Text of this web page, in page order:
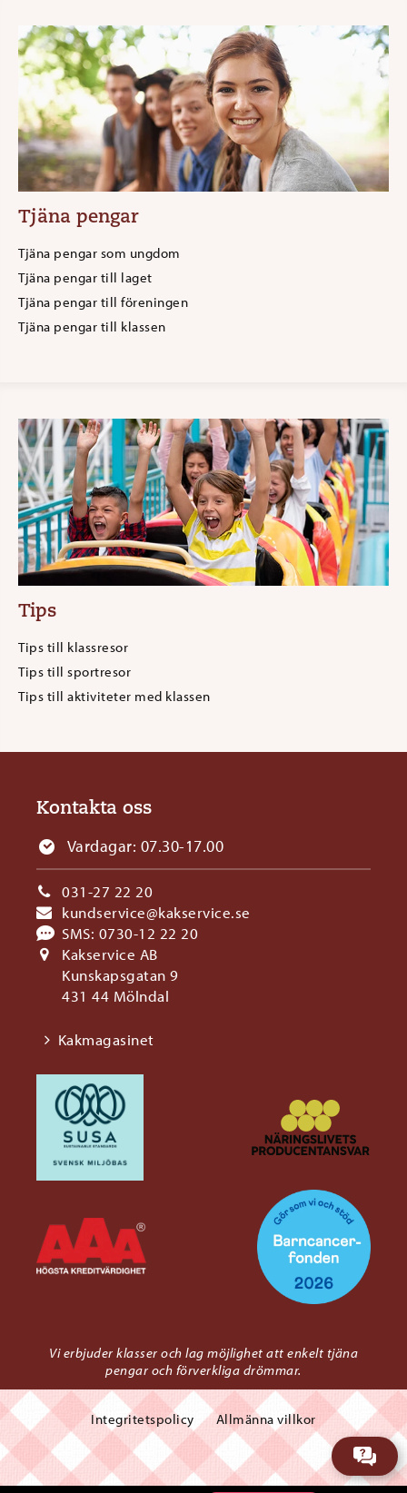
Tjäna pengar
Tjäna pengar som ungdom
Tjäna pengar till laget
Tjäna pengar till föreningen
Tjäna pengar till klassen
Tips
Tips till klassresor
Tips till sportresor
Tips till aktiviteter med klassen
Kontakta oss
Vardagar: 07.30-17.00
Kakmagasinet
031-27 22 20
kundservice@kakservice.se
SMS: 0730-12 22 20
Kakservice AB
Kunskapsgatan 9
431 44 Mölndal
Vi erbjuder klasser och lag möjlighet att enkelt tjäna
pengar och förverkliga drömmar.
Integritetspolicy Allmänna villkor